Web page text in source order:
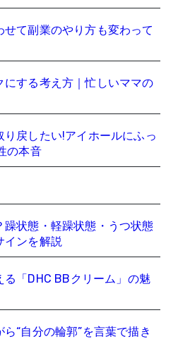
て副業のやり方も変わって
する考え方｜忙しいママの
り戻したい!アイホールにふっ
の本音
状態・軽躁状態・うつ状態
インを解説
「DHC BBクリーム」の魅
“自分の輪郭”を言葉で描き